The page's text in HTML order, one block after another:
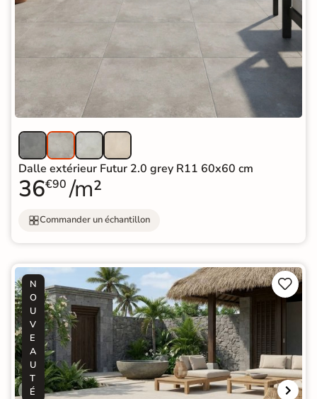
Dalle extérieur Futur 2.0 grey R11 60x60 cm
36€90 /m²
Commander un échantillon
N
O
U
V
E
A
U
T
É

